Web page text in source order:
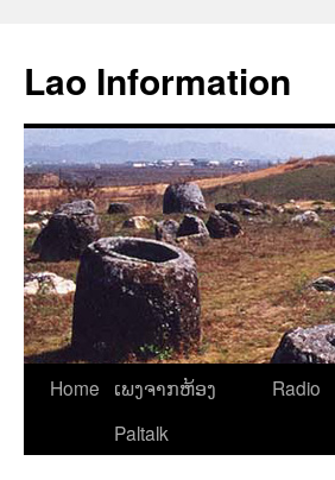
contenu
Lao Information
Home
ເພງຈາກຫ້ອງ
Paltalk
Radio